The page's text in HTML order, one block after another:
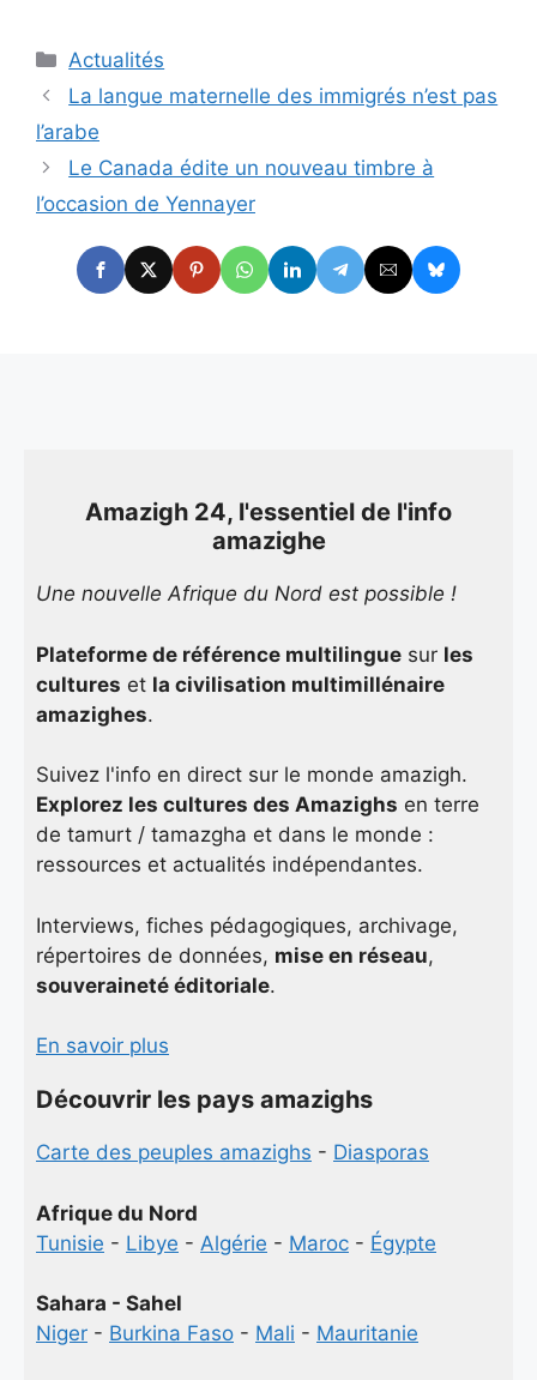
Catégories
Actualités
La langue maternelle des immigrés n’est pas
l’arabe
Le Canada édite un nouveau timbre à
l’occasion de Yennayer
Amazigh 24, l'essentiel de l'info
amazighe
Une nouvelle Afrique du Nord est possible !
Plateforme de référence multilingue sur les
cultures et la civilisation multimillénaire
amazighes.
Suivez l'info en direct sur le monde amazigh.
Explorez les cultures des Amazighs en terre
de tamurt / tamazgha et dans le monde :
ressources et actualités indépendantes.
Interviews, fiches pédagogiques, archivage,
répertoires de données, mise en réseau,
souveraineté éditoriale.
En savoir plus
Découvrir les pays amazighs
Carte des peuples amazighs - Diasporas
Afrique du Nord
Tunisie - Libye - Algérie - Maroc - Égypte
Sahara - Sahel
Niger - Burkina Faso - Mali - Mauritanie